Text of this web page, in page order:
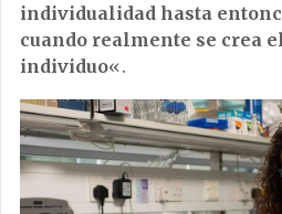
individualidad hasta
cuando realmente se crea
individuo«.